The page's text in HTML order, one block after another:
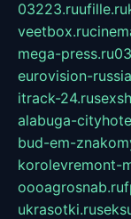
03223.ruufille.ru
veetbox.ru
mega-press.ru
eurovision-
itrack-24.ru
alabuga-
bud-em-
korolevremont-
oooagrosnab.ru
ukrasotki.ru